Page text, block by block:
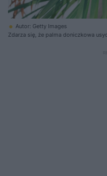
Autor: Getty Images
Zdarza się, że palma doniczkowa